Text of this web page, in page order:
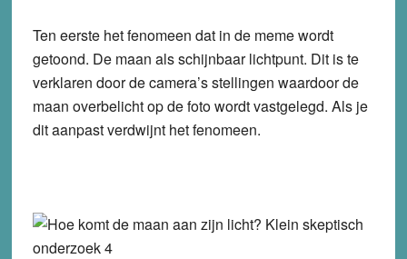
Ten eerste het fenomeen dat in de meme wordt
getoond. De maan als schijnbaar lichtpunt. Dit is te
verklaren door de camera’s stellingen waardoor de
maan overbelicht op de foto wordt vastgelegd. Als je
dit aanpast verdwijnt het fenomeen.